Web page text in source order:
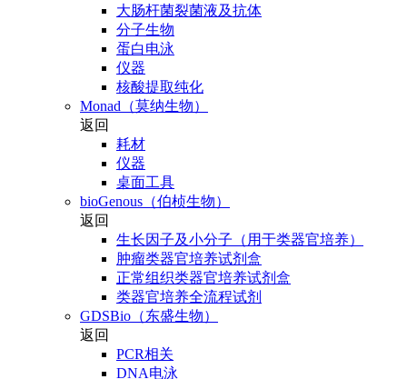
大肠杆菌裂菌液及抗体
分子生物
蛋白电泳
仪器
核酸提取纯化
Monad（莫纳生物）
返回
耗材
仪器
桌面工具
bioGenous（伯桢生物）
返回
生长因子及小分子（用于类器官培养）
肿瘤类器官培养试剂盒
正常组织类器官培养试剂盒
类器官培养全流程试剂
GDSBio（东盛生物）
返回
PCR相关
DNA电泳